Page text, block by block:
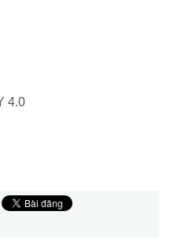
4.0